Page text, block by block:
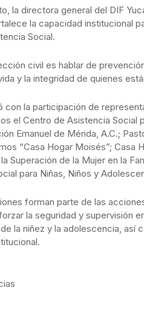
la directora general del DIF
la capacidad institucional
Social.
civil es hablar de
y la integridad de quienes
con la participación de
el Centro de Asistencia Social
Emanuel de Mérida, A.C.;
“Casa Hogar Moisés”; Casa
Superación de la Mujer en la
para Niñas, Niños y
forman parte de las
la seguridad y supervisión
la niñez y la adolescencia, así